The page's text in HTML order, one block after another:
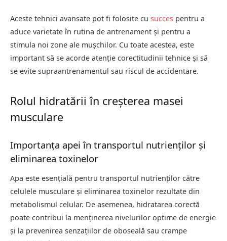
Aceste tehnici avansate pot fi folosite cu succes pentru a
aduce varietate în rutina de antrenament și pentru a
stimula noi zone ale mușchilor. Cu toate acestea, este
important să se acorde atenție corectitudinii tehnice și să
se evite supraantrenamentul sau riscul de accidentare.
Rolul hidratării în creșterea masei
musculare
Importanța apei în transportul nutrienților și
eliminarea toxinelor
Apa este esențială pentru transportul nutrienților către
celulele musculare și eliminarea toxinelor rezultate din
metabolismul celular. De asemenea, hidratarea corectă
poate contribui la menținerea nivelurilor optime de energie
și la prevenirea senzațiilor de oboseală sau crampe